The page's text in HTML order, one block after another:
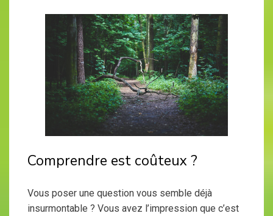
Comprendre est coûteux ?
Vous poser une question vous semble déjà
insurmontable ? Vous avez l’impression que c’est